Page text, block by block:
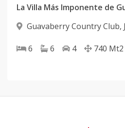
La Villa Más Imponente de
Guavaberry Country Club,
6 6 4 740 Mt2